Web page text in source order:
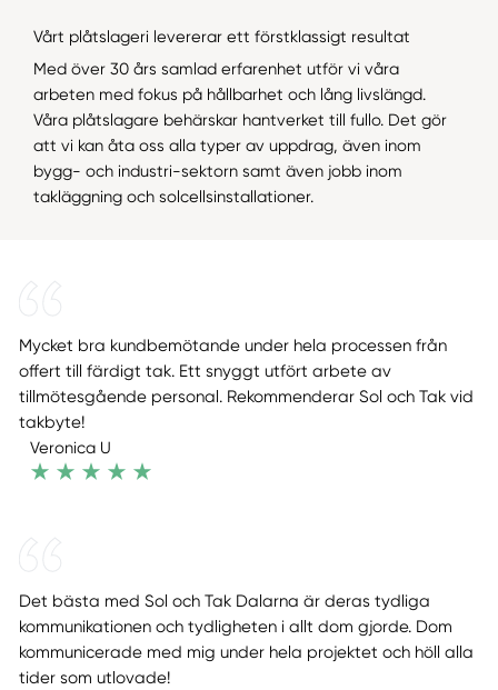
Vårt plåtslageri levererar ett förstklassigt resultat
Med över 30 års samlad erfarenhet utför vi våra
arbeten med fokus på hållbarhet och lång livslängd.
Våra plåtslagare behärskar hantverket till fullo. Det gör
att vi kan åta oss alla typer av uppdrag, även inom
bygg- och industri-sektorn samt även jobb inom
takläggning och solcellsinstallationer.
Mycket bra kundbemötande under hela processen från
offert till färdigt tak. Ett snyggt utfört arbete av
tillmötesgående personal. Rekommenderar Sol och Tak vid
takbyte!
Veronica U
Det bästa med Sol och Tak Dalarna är deras tydliga
kommunikationen och tydligheten i allt dom gjorde. Dom
kommunicerade med mig under hela projektet och höll alla
tider som utlovade!